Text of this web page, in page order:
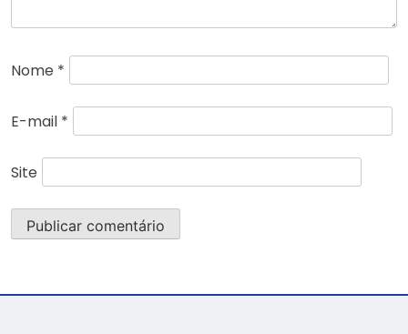
Nome *
E-mail *
Site